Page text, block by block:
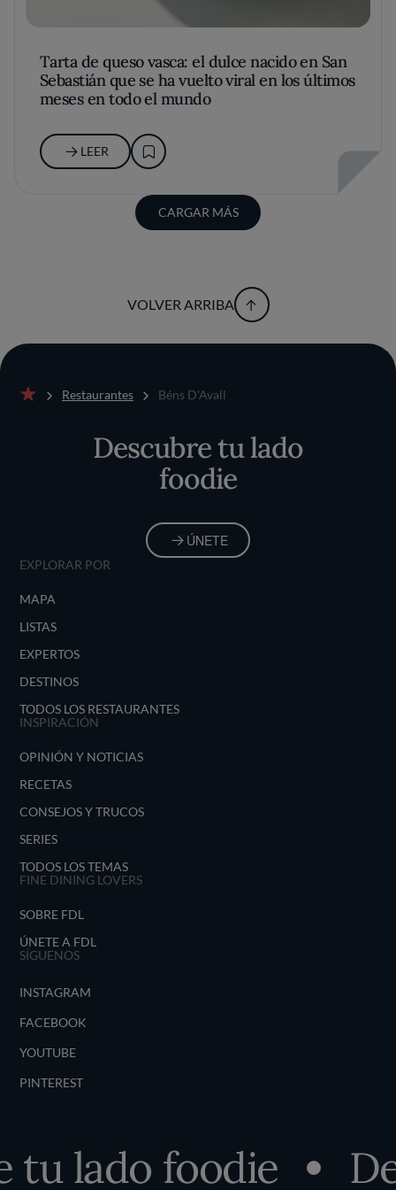
Tarta de queso vasca: el dulce nacido en San
Sebastián que se ha vuelto viral en los últimos
meses en todo el mundo
LEER
CARGAR MÁS
VOLVER ARRIBA
Restaurantes Béns D'Avall
Descubre tu lado
foodie
ÚNETE
EXPLORAR POR
MAPA
LISTAS
EXPERTOS
DESTINOS
TODOS LOS RESTAURANTES
INSPIRACIÓN
OPINIÓN Y NOTICIAS
RECETAS
CONSEJOS Y TRUCOS
SERIES
TODOS LOS TEMAS
FINE DINING LOVERS
SOBRE FDL
ÚNETE A FDL
SÍGUENOS
INSTAGRAM
FACEBOOK
YOUTUBE
PINTEREST
lado foodie